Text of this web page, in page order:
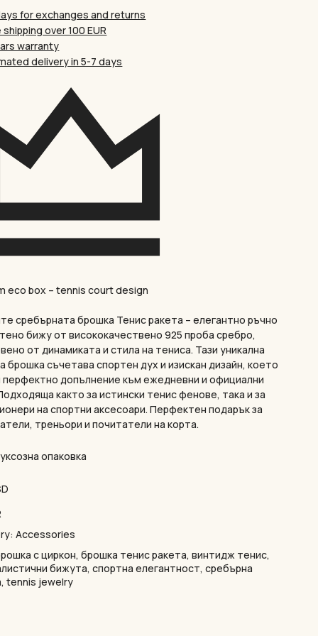
for exchanges and returns
shipping over 100 EUR
warranty
delivery in 5-7 days
eco box – tennis court design
сребърната брошка Тенис ракета – елегантно ръчно
бижу от висококачествено 925 проба сребро,
от динамиката и стила на тениса. Тази уникална
брошка съчетава спортен дух и изискан дизайн, което
перфектно допълнение към ежедневни и официални
както за истински тенис фенове, така и за
на спортни аксесоари. Перфектен подарък за
треньори и почитатели на корта.
опаковка
Accessories
с циркон,брошка тенис ракета,винтидж тенис,
бижута,спортна елегантност,сребърна
,tennis jewelry
website in this browser for the next time I comment.